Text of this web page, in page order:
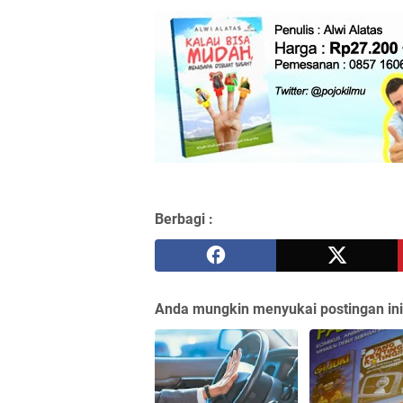
Berbagi :
Anda mungkin menyukai postingan